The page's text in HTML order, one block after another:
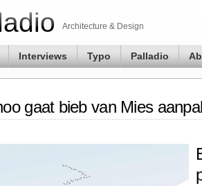
Architecture & Design
Interviews Typo Palladio
gaat bieb van Mies